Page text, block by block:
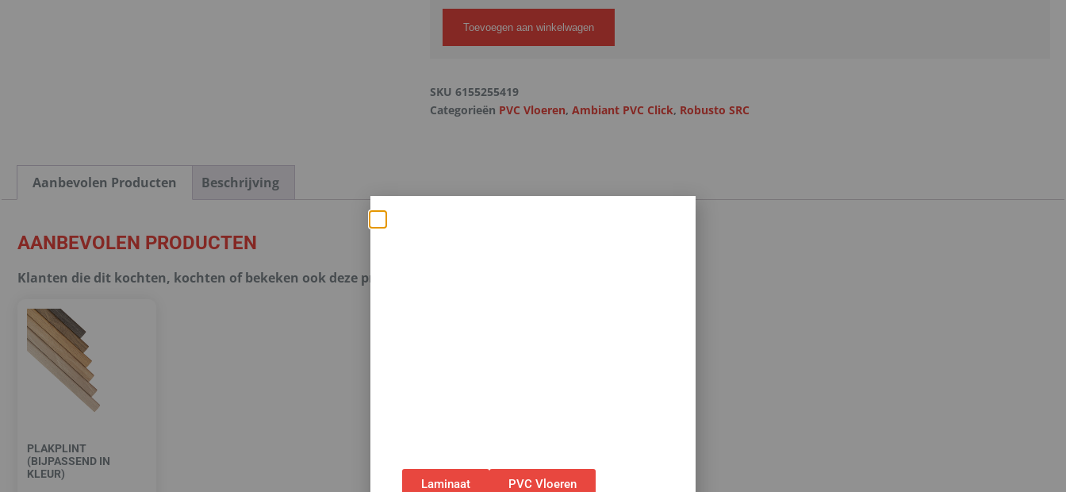
Toevoegen aan winkelwagen
SKU 6155255419
Categorieën PVC Vloeren, Ambiant PVC Click, Robusto SRC
Aanbevolen Producten Beschrijving
AANBEVOLEN PRODUCTEN
Klanten die dit kochten, kochten of bekeken ook deze producten.
PLAKPLINT
(BIJPASSEND IN
KLEUR)
Laminaat PVC Vloeren